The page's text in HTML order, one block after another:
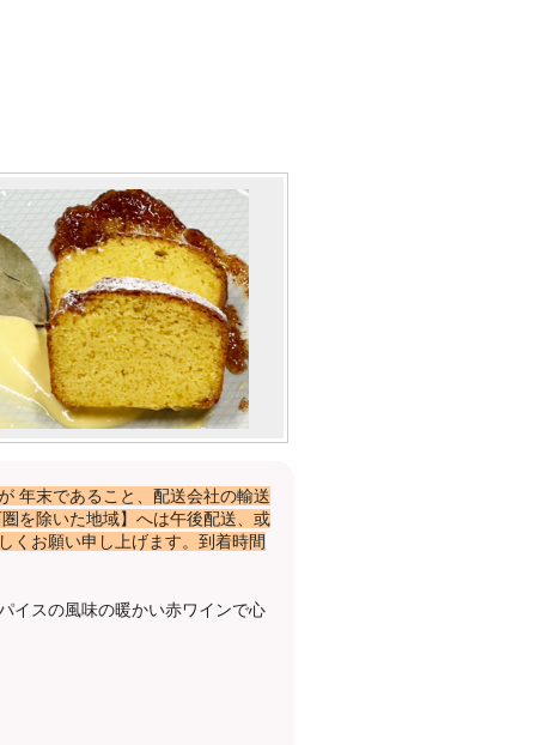
年末であること、配送会社の輸送
を除いた地域】へは午後配送、或
お願い申し上げます。 到着時間
イスの風味の暖かい赤ワインで心